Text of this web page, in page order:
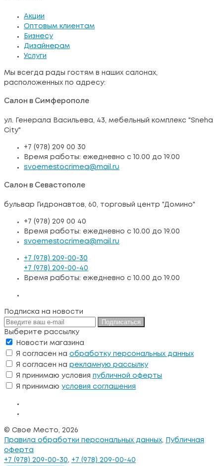
Акции
Оптовым клиентам
Бизнесу
Дизайнерам
Услуги
Мы всегда рады гостям в наших салонах,
расположенных по адресу:
Салон в Симферополе
ул. Генерала Васильева, 43, мебельный комплекс "Sneha
City"
+7 (978) 209 00 30
Время работы: ежедневно с 10.00 до 19.00
svoemestocrimea@mail.ru
Салон в Севастополе
бульвар Гидронавтов, 60, торговый центр "Домино"
+7 (978) 209 00 40
Время работы: ежедневно с 10.00 до 19.00
svoemestocrimea@mail.ru
+7 (978) 209-00-30
+7 (978) 209-00-40
Время работы: ежедневно с 10.00 до 19.00
Подписка на новости
Подписаться
Выберите рассылку
Новости магазина
Я согласен на обработку персональных данных
Я согласен на рекламную рассылку
Я принимаю условия публичной оферты
Я принимаю условия соглашения
© Свое Место, 2026
Правила обработки персональных данных,
Публичная
оферта
+7 (978) 209-00-30, +7 (978) 209-00-40